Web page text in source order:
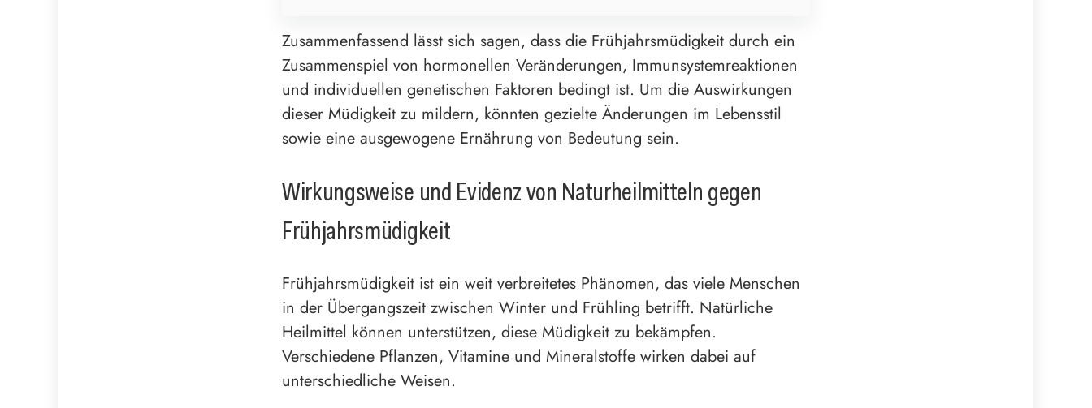
Zusammenfassend lässt sich sagen, dass die Frühjahrsmüdigkeit durch ein
Zusammenspiel von hormonellen Veränderungen, Immunsystemreaktionen
und individuellen genetischen Faktoren bedingt ist. Um die Auswirkungen
dieser Müdigkeit zu mildern, könnten gezielte Änderungen im Lebensstil
sowie eine ausgewogene Ernährung von Bedeutung sein.
Wirkungsweise und Evidenz von Naturheilmitteln gegen
Frühjahrsmüdigkeit
Frühjahrsmüdigkeit ist ein weit verbreitetes Phänomen, das viele Menschen
in der Übergangszeit zwischen Winter und Frühling betrifft. Natürliche
Heilmittel können unterstützen, diese Müdigkeit zu bekämpfen.
Verschiedene Pflanzen, Vitamine und Mineralstoffe wirken dabei auf
unterschiedliche Weisen.